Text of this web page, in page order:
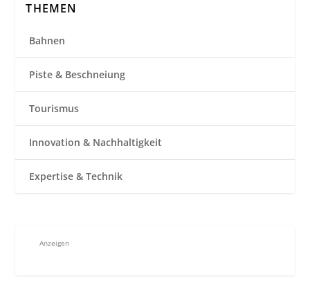
THEMEN
Bahnen
Piste & Beschneiung
Tourismus
Innovation & Nachhaltigkeit
Expertise & Technik
Anzeigen